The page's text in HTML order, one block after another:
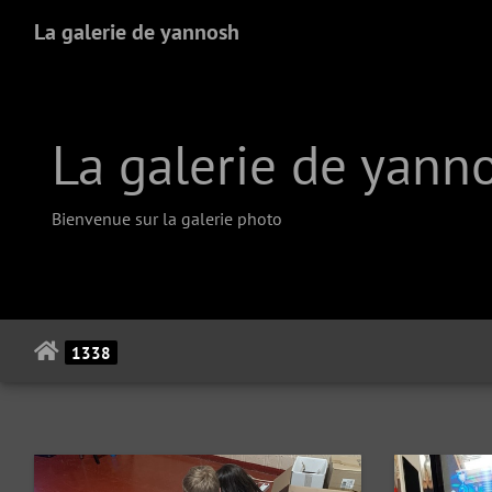
La galerie de yannosh
La galerie de
Bienvenue sur la galerie photo
1338